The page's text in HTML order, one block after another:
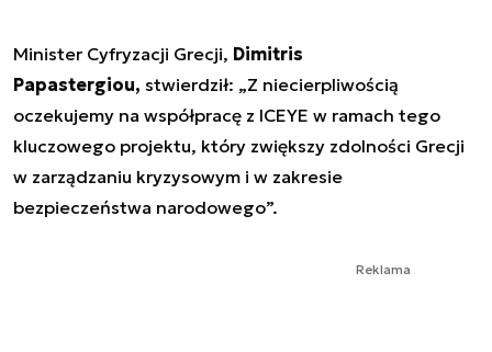
Minister Cyfryzacji Grecji, Dimitris
Papastergiou, stwierdził: „Z niecierpliwością
oczekujemy na współpracę z ICEYE w ramach tego
kluczowego projektu, który zwiększy zdolności Grecji
w zarządzaniu kryzysowym i w zakresie
bezpieczeństwa narodowego”.
Reklama